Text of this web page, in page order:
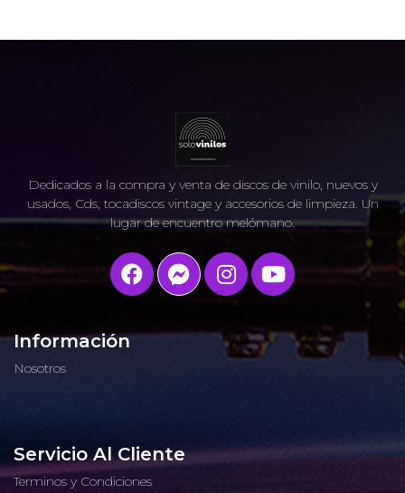
Dedicados a la compra y venta de discos de vinilo, nuevos y
usados, Cds, tocadiscos vintage y accesorios de limpieza. Un
lugar de encuentro melómano.
Información
Nosotros
Servicio Al Cliente
Terminos y Condiciones